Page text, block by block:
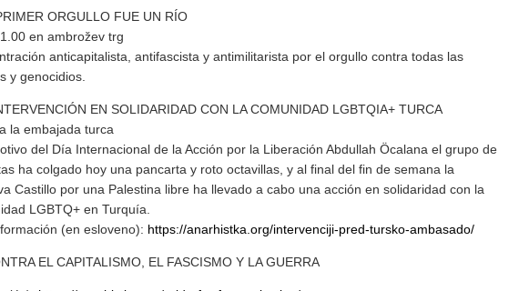
ORGULLO FUE UN RÍO
en ambrožev trg
anticapitalista, antifascista y antimilitarista por el orgullo contra todas las
y genocidios.
EN SOLIDARIDAD CON LA COMUNIDAD LGBTQIA+ TURCA
la embajada turca
del Día Internacional de la Acción por la Liberación Abdullah Öcalana el grupo de
ha colgado hoy una pancarta y roto octavillas, y al final del fin de semana la
Castillo por una Palestina libre ha llevado a cabo una acción en solidaridad con la
LGBTQ+ en Turquía.
(en esloveno): https://anarhistka.org/intervenciji-pred-tursko-ambasado/
EL CAPITALISMO, EL FASCISMO Y LA GUERRA